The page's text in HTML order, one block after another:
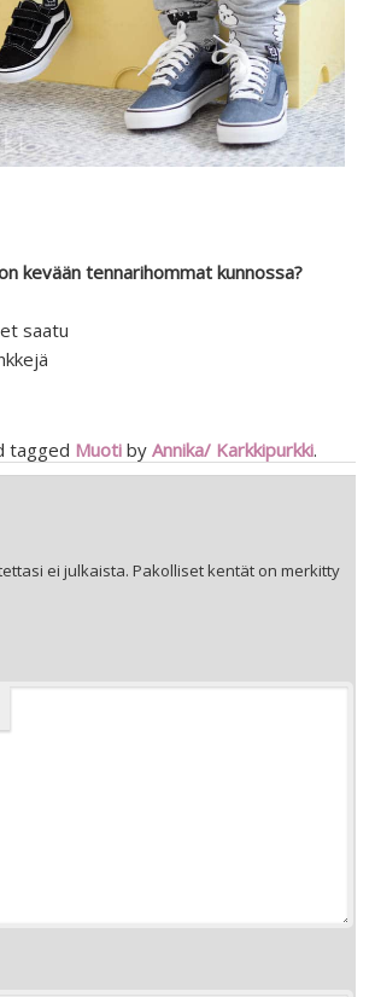
kevään tennarihommat kunnossa?
saatu
tagged Muoti byAnnika/ Karkkipurkki.
ei julkaista. Pakolliset kentät on merkitty